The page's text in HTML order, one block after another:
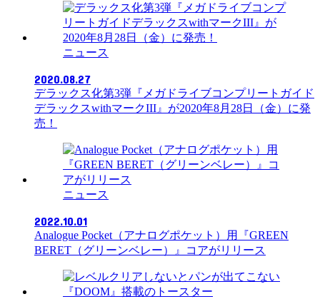
ニュース
2020.08.27
デラックス化第3弾『メガドライブコンプリートガイド
デラックスwithマークIII』が2020年8月28日（金）に発
売！
ニュース
2022.10.01
Analogue Pocket（アナログポケット）用『GREEN
BERET（グリーンベレー）』コアがリリース